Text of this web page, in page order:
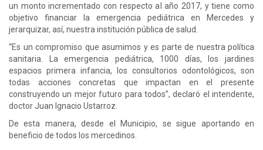
un monto incrementado con respecto al año 2017, y tiene como
objetivo financiar la emergencia pediátrica en Mercedes y
jerarquizar, así, nuestra institución pública de salud.
“Es un compromiso que asumimos y es parte de nuestra política
sanitaria. La emergencia pediátrica, 1000 días, los jardines
espacios primera infancia, los consultorios odontológicos, son
todas acciones concretas que impactan en el presente
construyendo un mejor futuro para todos”, declaró el intendente,
doctor Juan Ignacio Ustarroz.
De esta manera, desde el Municipio, se sigue aportando en
beneficio de todos los mercedinos.